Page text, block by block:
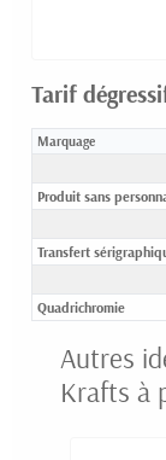
Tarif
Marquage
Produit sans
Transfert
Quadrichromie
Autres
Krafts à